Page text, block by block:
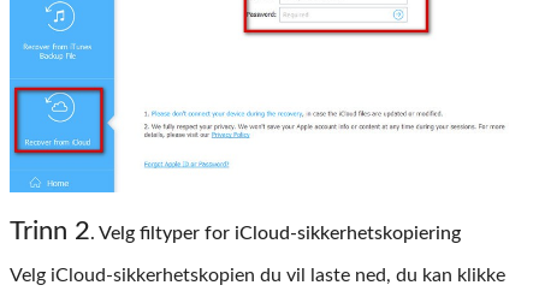
Trinn 2. Velg filtyper for iCloud-sikkerhetskopiering
Velg iCloud-sikkerhetskopien du vil laste ned, du kan klikke